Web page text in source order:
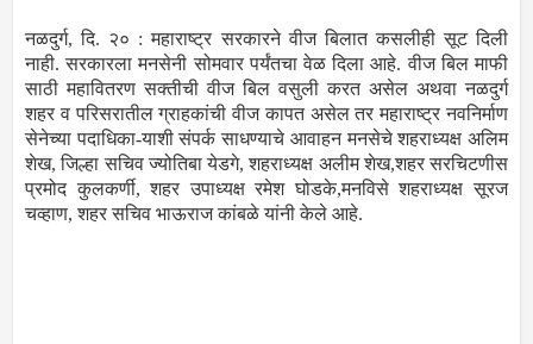
नळदुर्ग, दि. २० : महाराष्ट्र सरकारने वीज बिलात कसलीही सूट दिली
नाही. सरकारला मनसेनी सोमवार पर्यंतचा वेळ दिला आहे. वीज बिल माफी
साठी महावितरण सक्तीची वीज बिल वसुली करत असेल अथवा नळदुर्ग
शहर व परिसरातील ग्राहकांची वीज कापत असेल तर महाराष्ट्र नवनिर्माण
सेनेच्या पदाधिका-याशी संपर्क साधण्याचे आवाहन मनसेचे शहराध्यक्ष अलिम
शेख, जिल्हा सचिव ज्योतिबा येडगे, शहराध्यक्ष अलीम शेख,शहर सरचिटणीस
प्रमोद कुलकर्णी, शहर उपाध्यक्ष रमेश घोडके,मनविसे शहराध्यक्ष सूरज
चव्हाण, शहर सचिव भाऊराज कांबळे यांनी केले आहे.